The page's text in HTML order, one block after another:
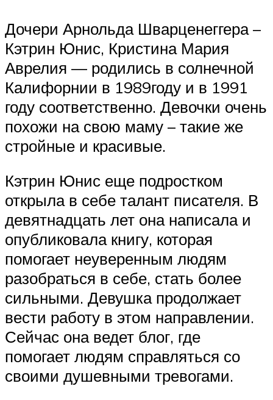
Дочери Арнольда Шварценеггера –
Кэтрин Юнис, Кристина Мария
Аврелия — родились в солнечной
Калифорнии в 1989году и в 1991
году соответственно. Девочки очень
похожи на свою маму – такие же
стройные и красивые.
Кэтрин Юнис еще подростком
открыла в себе талант писателя. В
девятнадцать лет она написала и
опубликовала книгу, которая
помогает неуверенным людям
разобраться в себе, стать более
сильными. Девушка продолжает
вести работу в этом направлении.
Сейчас она ведет блог, где
помогает людям справляться со
своими душевными тревогами.